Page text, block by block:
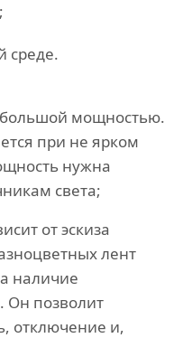
среде.
мощностью.
при не ярком
нужна
света;
от эскиза
лент
наличие
Он позволит
отключение и,